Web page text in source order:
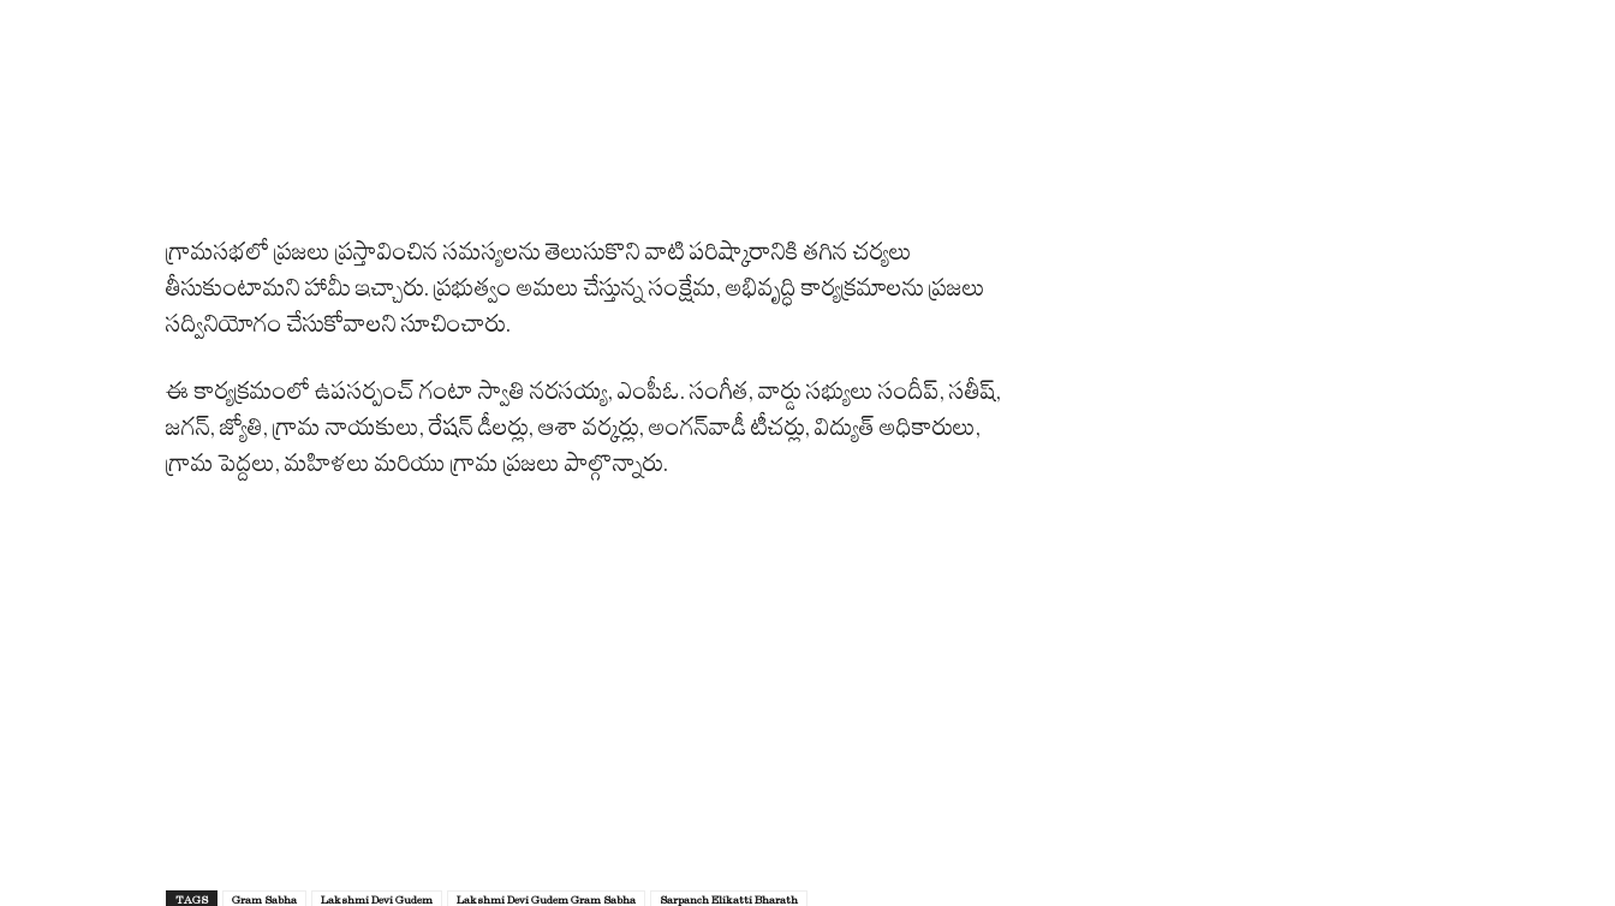
గ్రామసభలో ప్రజలు ప్రస్తావించిన సమస్యలను తెలుసుకొని వాటి పరిష్కారానికి తగిన చర్యలు
తీసుకుంటామని హామీ ఇచ్చారు. ప్రభుత్వం అమలు చేస్తున్న సంక్షేమ, అభివృద్ధి కార్యక్రమాలను ప్రజలు
సద్వినియోగం చేసుకోవాలని సూచించారు.
ఈ కార్యక్రమంలో ఉపసర్పంచ్ గంటా స్వాతి నరసయ్య, ఎంపీఓ. సంగీత, వార్డు సభ్యులు సందీప్, సతీష్,
జగన్, జ్యోతి, గ్రామ నాయకులు, రేషన్ డీలర్లు, ఆశా వర్కర్లు, అంగన్‌వాడీ టీచర్లు, విద్యుత్ అధికారులు,
గ్రామ పెద్దలు, మహిళలు మరియు గ్రామ ప్రజలు పాల్గొన్నారు.
TAGS Gram Sabha Lakshmi Devi Gudem Lakshmi Devi Gudem Gram Sabha Sarpanch Elikatti Bharath